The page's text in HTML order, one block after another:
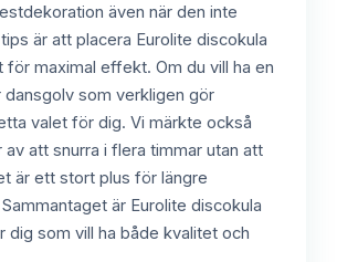
även när den inte
är att placera Eurolite discokula
för maximal effekt. Om du vill ha en
som verkligen gör
valet för dig. Vi märkte också
av att snurra i flera timmar utan att
är ett stort plus för längre
är Eurolite discokula
dig som vill ha både kvalitet och